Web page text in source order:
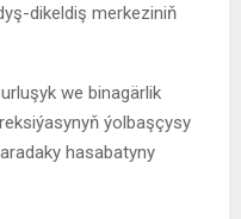
dikeldiş merkeziniň
we binagärlik
ýolbaşçysy
hasabatyny